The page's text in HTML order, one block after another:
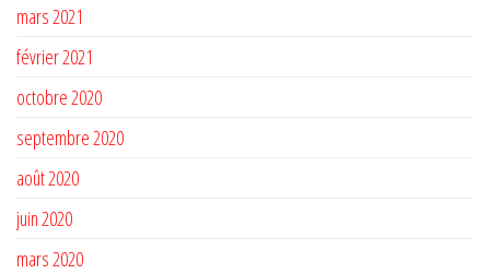
mars 2021
février 2021
octobre 2020
septembre 2020
août 2020
juin 2020
mars 2020